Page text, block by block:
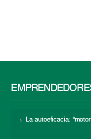
La autoeficacia: